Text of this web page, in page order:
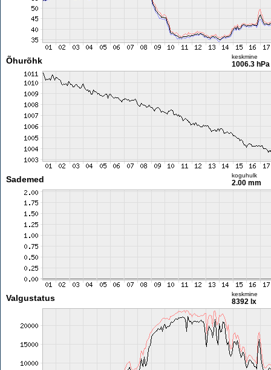
Õhurõhk keskmine
1006.3 hPa
Sademed koguhulk
2.00 mm
Valgustatus keskmine
8392 lx